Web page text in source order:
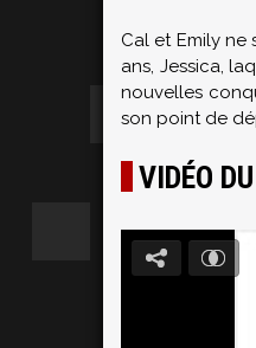
Cal et Emily ne
ans, Jessica,
nouvelles
son point de
VIDÉO